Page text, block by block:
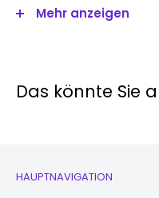
Interner
4G:
Ja
Batterie:
Mehr anzeigen
Das könnte Sie
HAUPTNAVIGATION